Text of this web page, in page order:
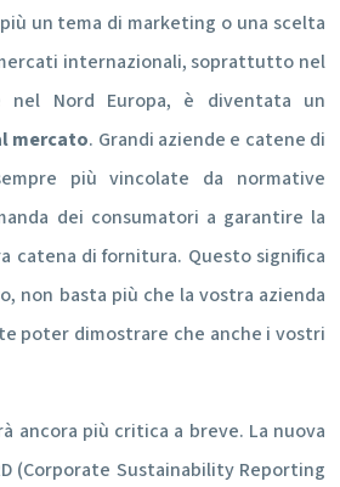
un tema di marketing o una scelta
internazionali, soprattutto nel
nel Nord Europa, è diventata un
mercato. Grandi aziende e catene di
più vincolate da normative
dei consumatori a garantire la
catena di fornitura. Questo significa
non basta più che la vostra azienda
poter dimostrare che anche i vostri
ancora più critica a breve. La nuova
(Corporate Sustainability Reporting